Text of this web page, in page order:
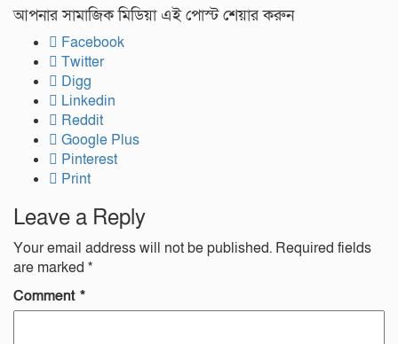
আপনার সামাজিক মিডিয়া এই পোস্ট শেয়ার করুন
Facebook
Twitter
Digg
Linkedin
Reddit
Google Plus
Pinterest
Print
Leave a Reply
Your email address will not be published. Required fields
are marked *
Comment *